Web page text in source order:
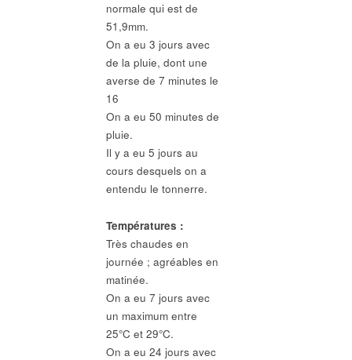
normale qui est de
51,9mm.
On a eu 3 jours avec
de la pluie, dont une
averse de 7 minutes le
16
On a eu 50 minutes de
pluie.
Il y a eu 5 jours au
cours desquels on a
entendu le tonnerre.
Températures :
Très chaudes en
journée ; agréables en
matinée.
On a eu 7 jours avec
un maximum entre
25°C et 29°C.
On a eu 24 jours avec